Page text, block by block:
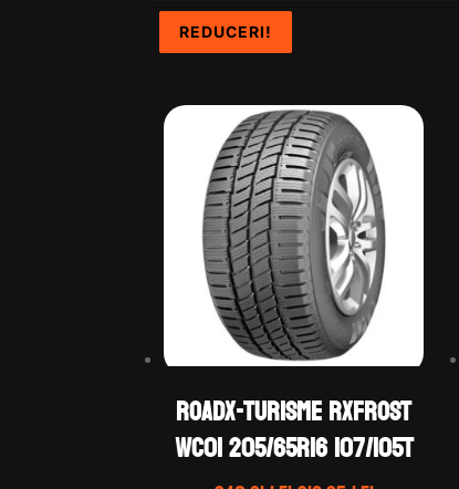
REDUCERI!
ROADX-TURISME RXFROST
WC01 205/65R16 107/105T
REDUCERI!
REDUCERI!
REDUCERI!